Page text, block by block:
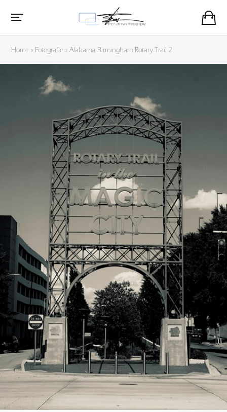
Home » Fotografie »Alabama Birmingham Rotary Trail 2